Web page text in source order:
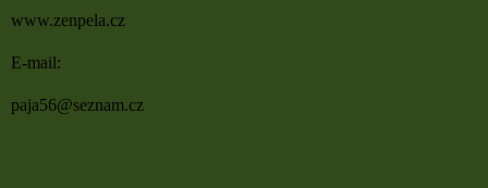
www.zenpela.cz
E-mail:
paja56@seznam.cz